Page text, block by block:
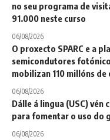
no seu programa de
91.000 neste curso
06/08/2026
O proxecto SPARC e a
semicondutores
mobilizan 110 millóns de
06/08/2026
Dálle á lingua (USC) vén
para fomentar o uso do
06/08/2026